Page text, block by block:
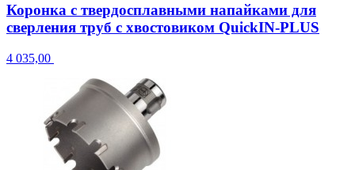
Коронка с твердосплавными напайками для
сверления труб с хвостовиком QuickIN-PLUS
4 035,00